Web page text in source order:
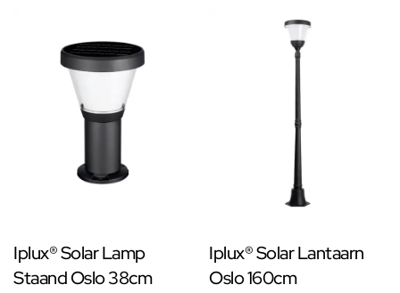
Iplux® Solar Lamp
Staand Oslo 38cm
Iplux® Solar Lantaarn
Oslo 160cm